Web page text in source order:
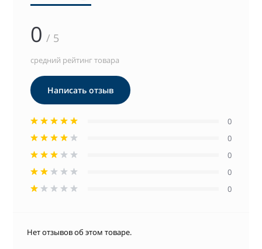
0 / 5
средний рейтинг товара
Написать отзыв
0
0
0
0
0
Нет отзывов об этом товаре.